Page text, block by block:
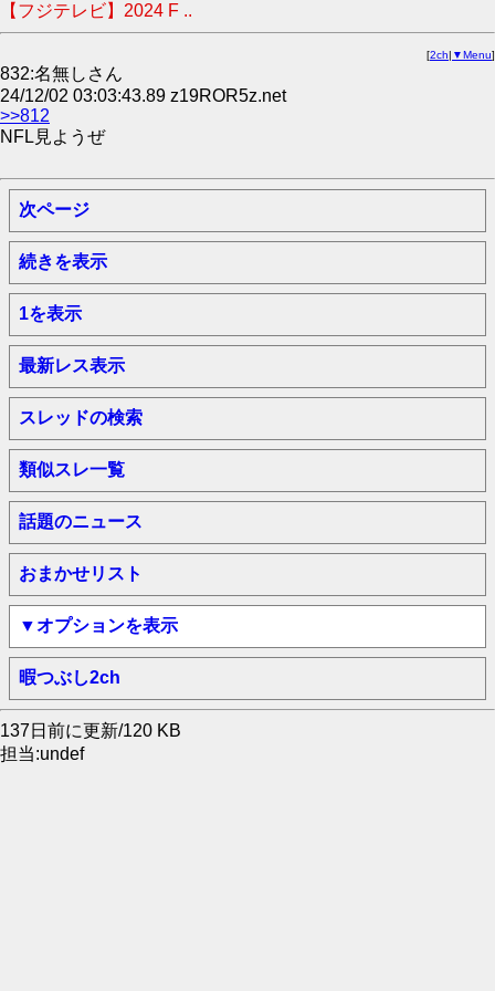
【フジテレビ】2024 F ..
[2ch| ▼Menu]
832:名無しさん
24/12/02 03:03:43.89 z19ROR5z.net
>>812
NFL見ようぜ
次ページ
続きを表示
1を表示
最新レス表示
スレッドの検索
類似スレ一覧
話題のニュース
おまかせリスト
▼オプションを表示
暇つぶし2ch
137日前に更新/120 KB
担当:undef